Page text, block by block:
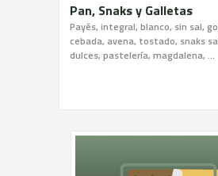
Pan, Snaks y Galletas
Payés, integral, blanco, sin sal,
cebada, avena, tostado, snaks
dulces, pastelería, magdalena, ...